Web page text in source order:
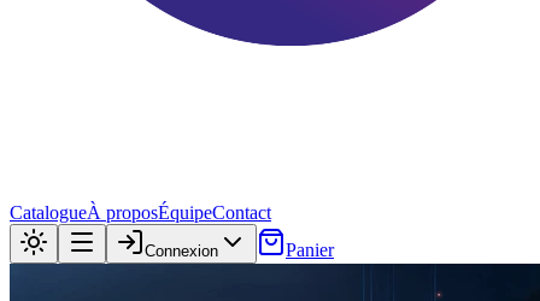
CatalogueÀ proposÉquipeContact
Connexion Panier